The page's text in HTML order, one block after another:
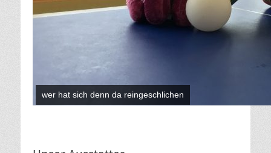
wer hat sich denn da reingeschlichen